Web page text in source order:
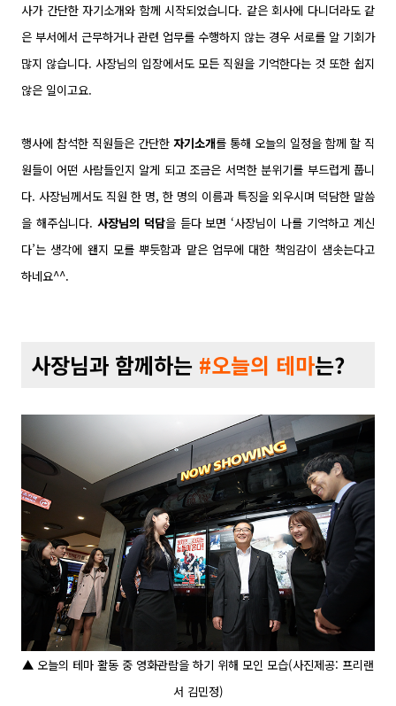
사가 간단한 자기소개와 함께 시작되었습니다. 같은 회사에 다니더라도 같
은 부서에서 근무하거나 관련 업무를 수행하지 않는 경우 서로를 알 기회가
많지 않습니다. 사장님의 입장에서도 모든 직원을 기억한다는 것 또한 쉽지
않은 일이고요.
행사에 참석한 직원들은 간단한 자기소개를 통해 오늘의 일정을 함께 할 직
원들이 어떤 사람들인지 알게 되고 조금은 서먹한 분위기를 부드럽게 풉니
다. 사장님께서도 직원 한 명, 한 명의 이름과 특징을 외우시며 덕담한 말씀
을 해주십니다. 사장님의 덕담을 듣다 보면 ‘사장님이 나를 기억하고 계신
다’는 생각에 왠지 모를 뿌듯함과 맡은 업무에 대한 책임감이 샘솟는다고
하네요^^.
사장님과 함께하는 #오늘의 테마는?
▲ 오늘의 테마 활동 중 영화관람을 하기 위해 모인 모습(사진제공: 프리랜
서 김민정)